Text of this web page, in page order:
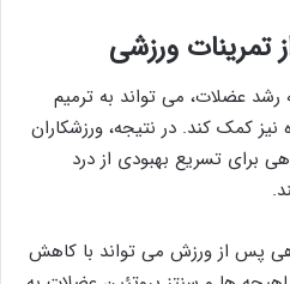
ورزشی
رشد عضلات، می تواند به ترمیم
کمک کند. در نتیجه، ورزشکاران
برای تسریع بهبودی از درد
پس از ورزش می تواند با کاهش